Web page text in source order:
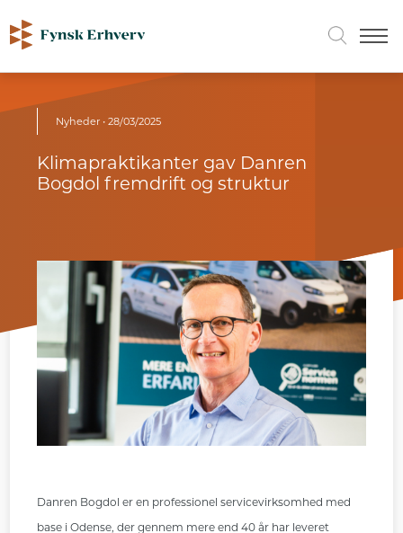
Nyheder• 28/03/2025
Klimapraktikanter gav Danren
Bogdol fremdrift og struktur
Danren Bogdol er en professionel servicevirksomhed med
base i Odense, der gennem mere end 40 år har leveret